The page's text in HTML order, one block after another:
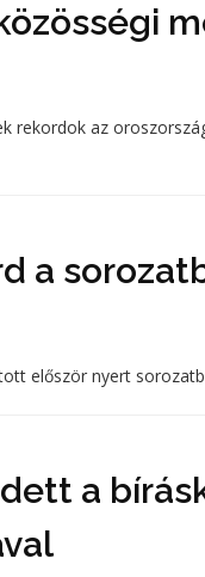
rekordok az
a
először nyert
a